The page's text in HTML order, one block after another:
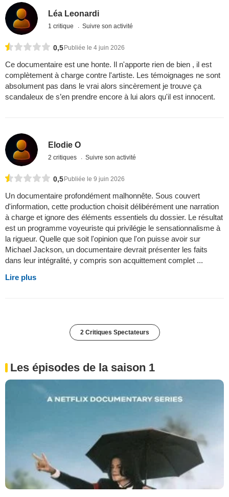
Léa Leonardi
1 critique Suivre son activité
0,5Publiée le 4 juin 2026
Ce documentaire est une honte. Il n'apporte rien de bien , il est
complètement à charge contre l'artiste. Les témoignages ne sont
absolument pas dans le vrai alors sincèrement je trouve ça
scandaleux de s’en prendre encore à lui alors qu'il est innocent.
Elodie O
2 critiques Suivre son activité
0,5 Publiée le 9 juin 2026
Un documentaire profondément malhonnête. Sous couvert
d'information, cette production choisit délibérément une narration
à charge et ignore des éléments essentiels du dossier. Le résultat
est un programme voyeuriste qui privilégie le sensationnalisme à
la rigueur. Quelle que soit l'opinion que l'on puisse avoir sur
Michael Jackson, un documentaire devrait présenter les faits
dans leur intégralité, y compris son acquittement complet ...
Lire plus
2 Critiques Spectateurs
Les épisodes de la saison 1